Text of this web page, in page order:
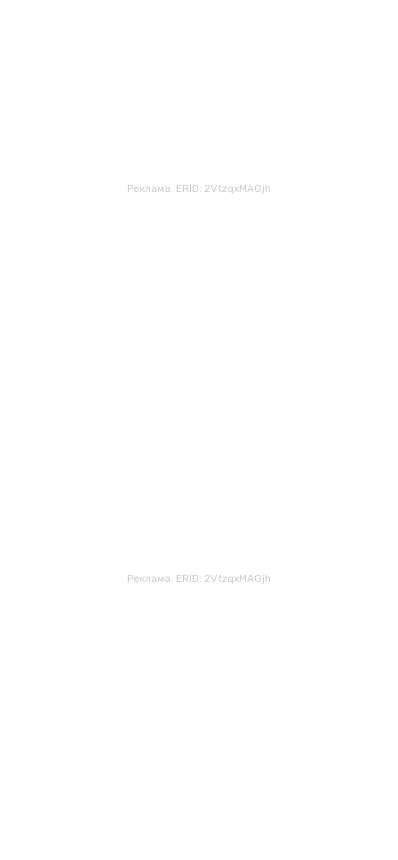
Реклама. ERID: 2VtzqxMAGjh
Реклама. ERID: 2VtzqxMAGjh